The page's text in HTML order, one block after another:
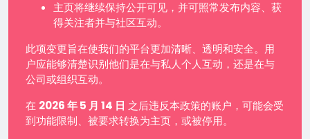
主页将继续保持公开可见，并可照常发布内容、获
得关注者并与社区互动。
此项变更旨在使我们的平台更加清晰、透明和安全。用
户应能够清楚识别他们是在与私人个人互动，还是在与
公司或组织互动。
在 2026 年 5 月 14 日 之后违反本政策的账户，可能会受
到功能限制、被要求转换为主页，或被停用。